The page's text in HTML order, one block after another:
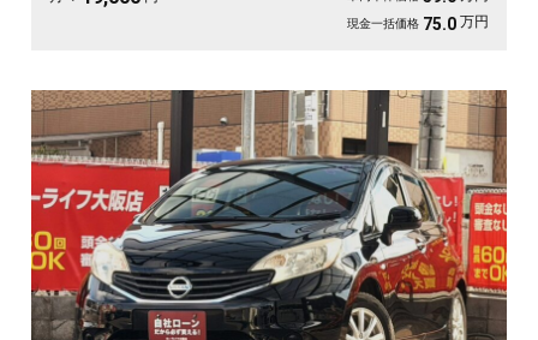
現金一括価格 75.0 万円